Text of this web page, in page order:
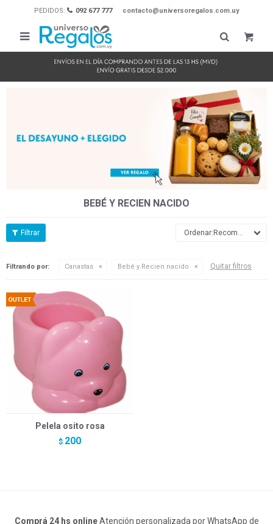
PEDIDOS: 092 677 777 contacto@universoregalos.com.uy

BEBÉ Y RECIEN NACIDO
Recomendados
Filtrando por: Canastas Bebé y Recien nacido Quitar filtros
Pelela osito rosa
$ 200
Comprá 24 hs onlineAtención personalizada por WhatsApp de